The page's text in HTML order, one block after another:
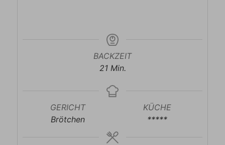
BACKZEIT
21Minuten
Min.
GERICHT
Brötchen
KÜCHE
*****